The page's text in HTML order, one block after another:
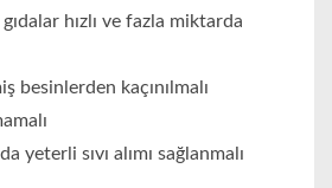
hızlı ve fazla miktarda
besinlerden kaçınılmalı
yeterli sıvı alımı sağlanmalı